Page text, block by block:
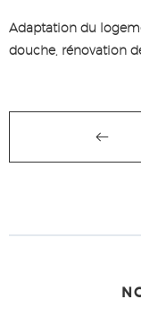
Adaptation du
douche, rénovation